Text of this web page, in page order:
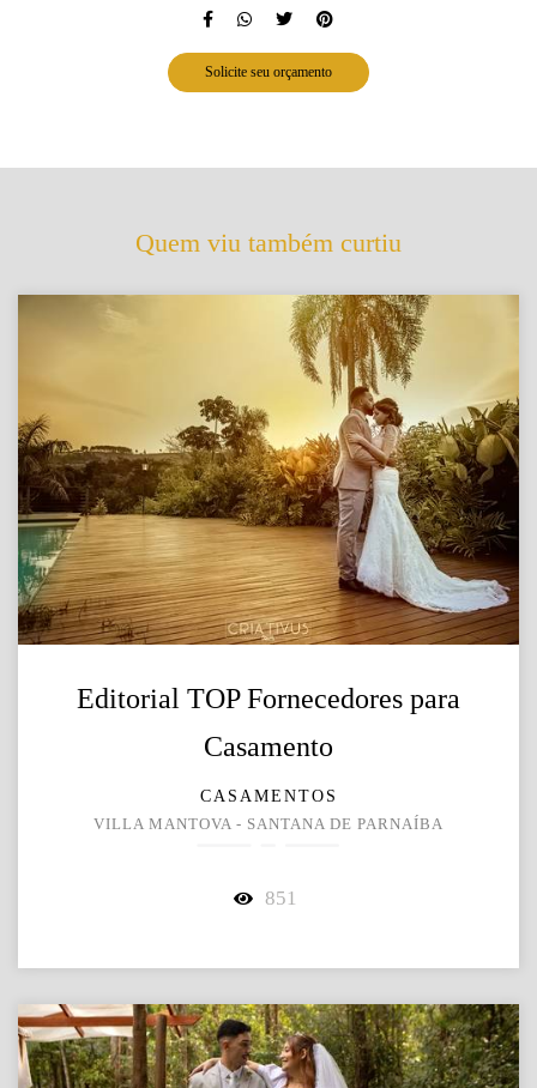
Solicite seu orçamento
Quem viu também curtiu
Editorial TOP Fornecedores para
Casamento
CASAMENTOS
VILLA MANTOVA - SANTANA DE PARNAÍBA
851